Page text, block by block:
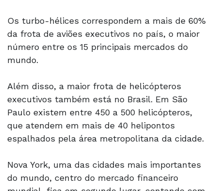
Os turbo-hélices correspondem a mais de 60%
da frota de aviões executivos no país, o maior
número entre os 15 principais mercados do
mundo.
Além disso, a maior frota de helicópteros
executivos também está no Brasil. Em São
Paulo existem entre 450 a 500 helicópteros,
que atendem em mais de 40 helipontos
espalhados pela área metropolitana da cidade.
Nova York, uma das cidades mais importantes
do mundo, centro do mercado financeiro